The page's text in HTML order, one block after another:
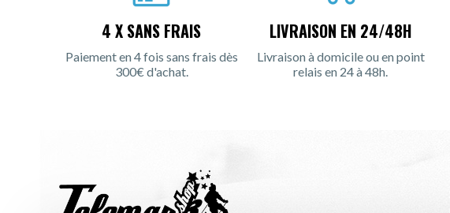
4 X SANS FRAIS
Paiement en 4 fois sans frais dès
300€ d'achat.
LIVRAISON EN 24/48H
Livraison à domicile ou en point
relais en 24 à 48h.